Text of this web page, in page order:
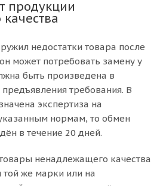
продукции
недостатки товара после
может потребовать замену у
быть произведена в
требования. В
экспертиза на
нормам, то обмен
в течение 20 дней.
ненадлежащего качества
же марки или на